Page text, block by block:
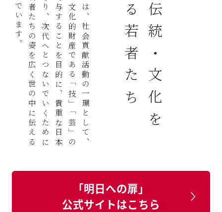
の伝統・文化を
「明日への扉」
公式サイトはこちら